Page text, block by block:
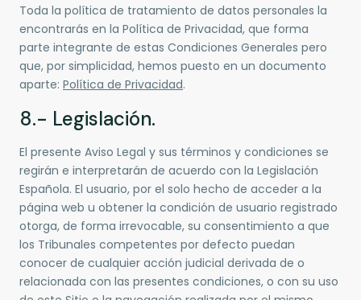
Toda la política de tratamiento de datos personales la
encontrarás en la Política de Privacidad, que forma
parte integrante de estas Condiciones Generales pero
que, por simplicidad, hemos puesto en un documento
aparte: Política de Privacidad.
8.- Legislación.
El presente Aviso Legal y sus términos y condiciones se
regirán e interpretarán de acuerdo con la Legislación
Española. El usuario, por el solo hecho de acceder a la
página web u obtener la condición de usuario registrado
otorga, de forma irrevocable, su consentimiento a que
los Tribunales competentes por defecto puedan
conocer de cualquier acción judicial derivada de o
relacionada con las presentes condiciones, o con su uso